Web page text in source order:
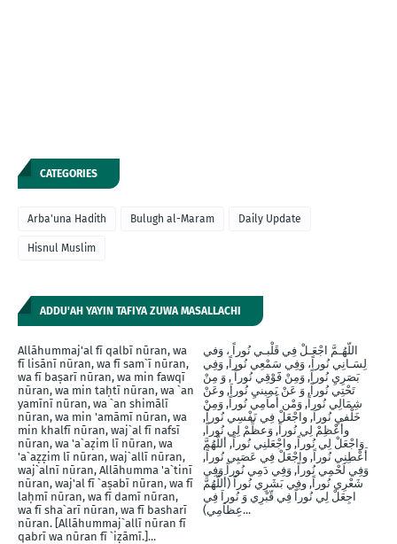
CATEGORIES
Arba'una Hadith Bulugh al-Maram Daily Update
Hisnul Muslim
ADDU'AH YAYIN TAFIYA ZUWA MASALLACHI
Allāhummaj'al fī qalbī nūran, wa
fī lisānī nūran, wa fī sam`ī nūran,
wa fī baṣarī nūran, wa min fawqī
nūran, wa min taḥtī nūran, wa `an
yamīnī nūran, wa `an shimālī
nūran, wa min 'amāmī nūran, wa
min khalfī nūran, waj`al fī nafsī
nūran, wa 'a`aẓim lī nūran, wa
'a`aẓẓim lī nūran, waj`allī nūran,
waj`alnī nūran, Allāhumma 'a`tinī
nūran, waj'al fī `aṣabī nūran, wa fī
laḥmī nūran, wa fī damī nūran,
wa fī sha`arī nūran, wa fī basharī
nūran. [Allāhummaj`allī nūran fī
qabrī wa nūran fī `iẓāmī.]...
اللّهُـمَّ اجْعَـلْ فِي قَلْبـي نُوراً ، وَفي
لِسَـانِي نُوراً، وَفِي سَمْعِي نُوراً, وَفِي
بَصَرِيِ نُوراً, وَمِنْ فََوْقِي نُوراً , وَ مِنْ
تَحْتِي نُوراً, وَ عَنْ يَمِينيِ نُوراَ, وعَنْ
شِمَالِي نُوراً, وَمْن أَماَمِي نُوراً, وَمِنْ
خَلْفيِ نُوراَ, واجْعَلْ فِي نَفْسِي نُوراً,
وأَعْظِمْ لِي نُوراً, وَعظِّمْ لِي نُوراً,
وَاجْعَلْ لِي نُوراً, واجْعَلنِي نُوراً, أللَّهُمَّ
أَعْطِنِي نُوراً, واجْعَلْ فِي عَصَبِي نُوراً,
وَفِي لَحْمِي نُوراً, وَفِي دَمِي نُوراً وَفِي
شَعْرِي نُوراً, وفِي بَشَرِي نُوراً (أَللَّهُمَّ
اجِعَلْ لِي نُوراً فِي قّبْرِي وَ نُوراَ فِي
عِظاَمِي)...